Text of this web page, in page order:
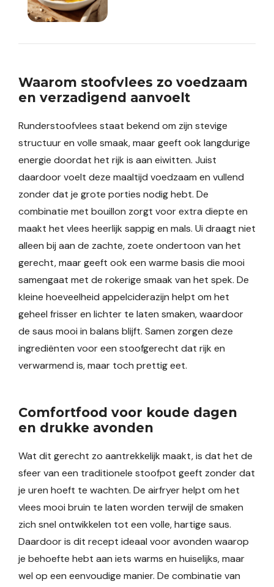
Waarom stoofvlees zo voedzaam
en verzadigend aanvoelt
Runderstoofvlees staat bekend om zijn stevige
structuur en volle smaak, maar geeft ook langdurige
energie doordat het rijk is aan eiwitten. Juist
daardoor voelt deze maaltijd voedzaam en vullend
zonder dat je grote porties nodig hebt. De
combinatie met bouillon zorgt voor extra diepte en
maakt het vlees heerlijk sappig en mals. Ui draagt niet
alleen bij aan de zachte, zoete ondertoon van het
gerecht, maar geeft ook een warme basis die mooi
samengaat met de rokerige smaak van het spek. De
kleine hoeveelheid appelciderazijn helpt om het
geheel frisser en lichter te laten smaken, waardoor
de saus mooi in balans blijft. Samen zorgen deze
ingrediënten voor een stoofgerecht dat rijk en
verwarmend is, maar toch prettig eet.
Comfortfood voor koude dagen
en drukke avonden
Wat dit gerecht zo aantrekkelijk maakt, is dat het de
sfeer van een traditionele stoofpot geeft zonder dat
je uren hoeft te wachten. De airfryer helpt om het
vlees mooi bruin te laten worden terwijl de smaken
zich snel ontwikkelen tot een volle, hartige saus.
Daardoor is dit recept ideaal voor avonden waarop
je behoefte hebt aan iets warms en huiselijks, maar
wel op een eenvoudige manier. De combinatie van